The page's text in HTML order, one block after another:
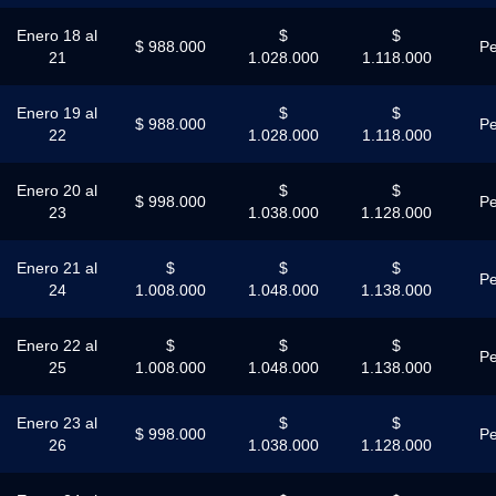
Enero 18 al
21
$ 988.000
$
1.028.000
$
1.118.000
Enero 19 al
22
$ 988.000
$
1.028.000
$
1.118.000
Enero 20 al
23
$ 998.000
$
1.038.000
$
1.128.000
Enero 21 al
24
$
1.008.000
$
1.048.000
$
1.138.000
Enero 22 al
25
$
1.008.000
$
1.048.000
$
1.138.000
Enero 23 al
26
$ 998.000
$
1.038.000
$
1.128.000